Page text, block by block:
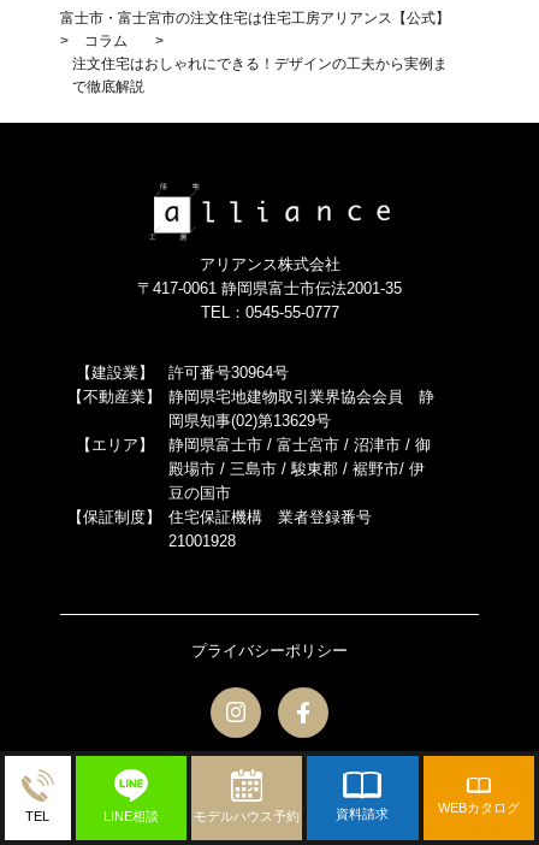
富士市・富士宮市の注文住宅は住宅工房アリアンス【公式】
>
コラム
>
注文住宅はおしゃれにできる！デザインの工夫から実例ま
で徹底解説
TEL LINE相談 モデルハウス予約 資料請求 WEBカタログ
アリアンス株式会社
〒417-0061 静岡県富士市伝法2001-35
TEL：0545-55-0777
【建設業】
許可番号30964号
【不動産業】
静岡県宅地建物取引業界協会会員 静
岡県知事(02)第13629号
【エリア】
静岡県富士市 / 富士宮市 / 沼津市 / 御
殿場市 / 三島市 / 駿東郡 / 裾野市/ 伊
豆の国市
【保証制度】
住宅保証機構 業者登録番号
21001928
Copyright 2022.
富士市・富士宮市で高性能の注文住宅なら
アリアンスAll Rights Reserved.
プライバシーポリシー